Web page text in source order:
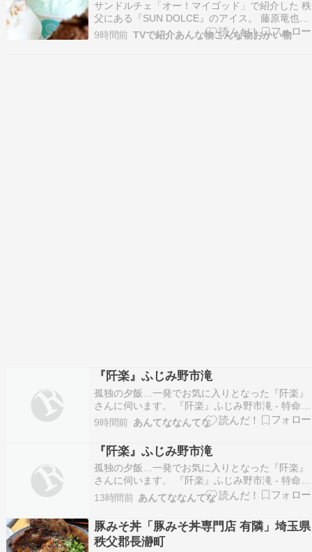
ー！マイゴッド
サンドルチェ「オー！マイゴッド」で紹介した 秩
父にある『SUN DOLCE』のアイス。 藤原竜也さ
んも食べていたそうです。 紹介したのはミルキー
クリーム みそぽてと・秩父錦でした。 ☆手作り
9時間前 TVで紹介あんな物こんな物おかい物
『阡楽』ふじみ野市滝
孤独の夕飯…一発でお気に入りとなった『阡楽』
さんに伺います。 『阡楽』ふじみ野市滝 - 特命B
級グルメ部長の報告書[埼玉] 続きを読む
9時間前 あんてななんてな
『阡楽』ふじみ野市滝
孤独の夕飯…一発でお気に入りとなった『阡楽』
さんに伺います。 『阡楽』ふじみ野市滝 - 特命B
級グルメ部長の報告書[埼玉] 続きを読む
13時間前 あんてななんてな
豚みそ丼「豚みそ丼専門店 有隣」埼玉県
秩父郡長瀞町